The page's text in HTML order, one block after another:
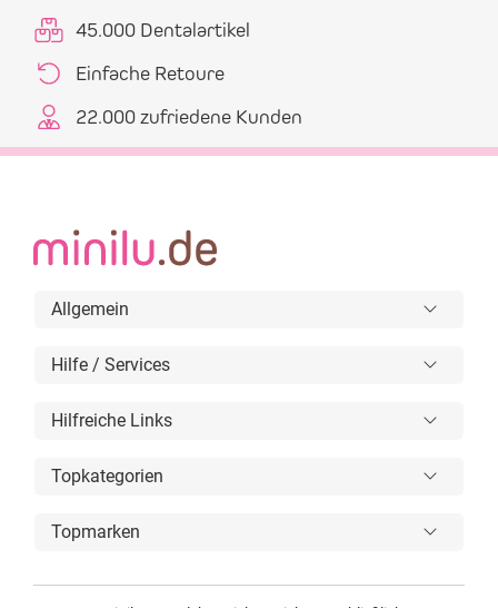
45.000 Dentalartikel
Einfache Retoure
22.000 zufriedene Kunden
Allgemein
Hilfe / Services
Hilfreiche Links
Topkategorien
Topmarken